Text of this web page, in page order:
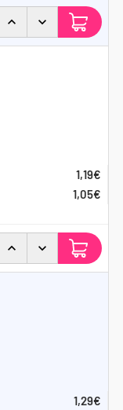
1,19€
1,05€
1,29€